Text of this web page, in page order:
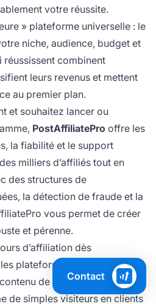
votre réussite.
» plateforme universelle : le
niche, audience, budget et
combinent
leurs revenus et mettent
au premier plan.
et souhaitez lancer ou
PostAffiliatePro offre les
la fiabilité et le support
milliers d’affiliés tout en
des structures de
la détection de fraude et la
vous permet de créer
et pérenne.
d’affiliation dès
plateformes adaptées à vos
de valeur et bâtissez la
de simples visiteurs en clients
Contact